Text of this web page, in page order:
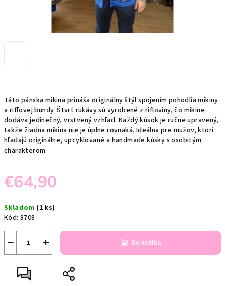
Táto pánska mikina prináša originálny štýl spojením pohodlia mikiny
a rifľovej bundy. Štvrť rukávy sú vyrobené z rifloviny, čo mikine
dodáva jedinečný, vrstvený vzhľad. Každý kúsok je ručne upravený,
takže žiadna mikina nie je úplne rovnaká. Ideálna pre mužov, ktorí
hľadajú originálne, upcyklované a handmade kúsky s osobitým
charakterom.
€64,90
cena:
Skladom (1 ks)
Kód: 8708
+
− Do košíka